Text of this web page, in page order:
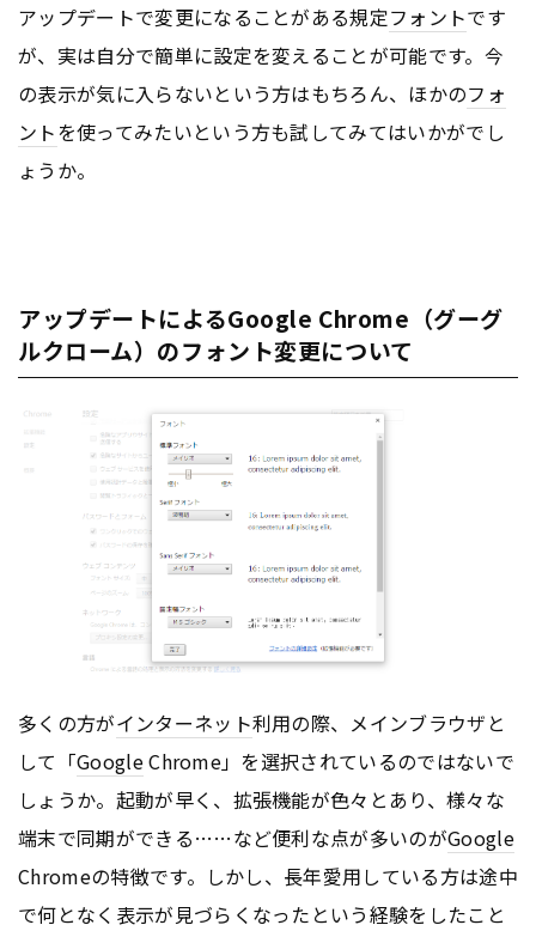
アップデートで変更になることがある規定フォントです
が、実は自分で簡単に設定を変えることが可能です。今
の表示が気に入らないという方はもちろん、ほかのフォ
ントを使ってみたいという方も試してみてはいかがでし
ょうか。
アップデートによるGoogle Chrome（グーグ
ルクローム）のフォント変更について
多くの方がインターネット利用の際、メインブラウザと
して「GoogleChrome」を選択されているのではないで
しょうか。起動が早く、拡張機能が色々とあり、様々な
端末で同期ができる……など便利な点が多いのがGoogle
Chromeの特徴です。しかし、長年愛用している方は途中
で何となく表示が見づらくなったという経験をしたこと